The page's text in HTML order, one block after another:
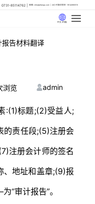
0731-85114762 邮箱: info@artlangs.com 24小时翻译管家: 18142666316
中文 (中国)
报告材料翻译
浏览 admin
标题;(2)受益人;
的责任段;(5)注册会
注册会计师的签名
、地址和盖章;(9)报
“审计报告”。